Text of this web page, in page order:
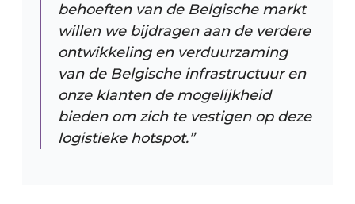
behoeften van de Belgische markt
willen we bijdragen aan de verdere
ontwikkeling en verduurzaming
van de Belgische infrastructuur en
onze klanten de mogelijkheid
bieden om zich te vestigen op deze
logistieke hotspot.”​